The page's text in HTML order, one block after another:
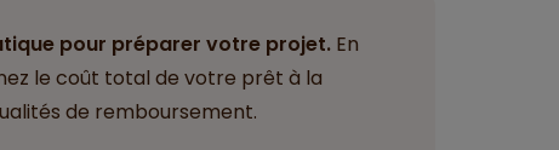
pour préparer votre projet.En
le coût total de votre prêt à la
de remboursement.